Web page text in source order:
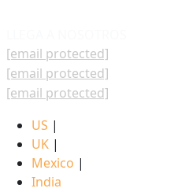
[email protected]
[email protected]
[email protected]
US |
UK |
Mexico |
India